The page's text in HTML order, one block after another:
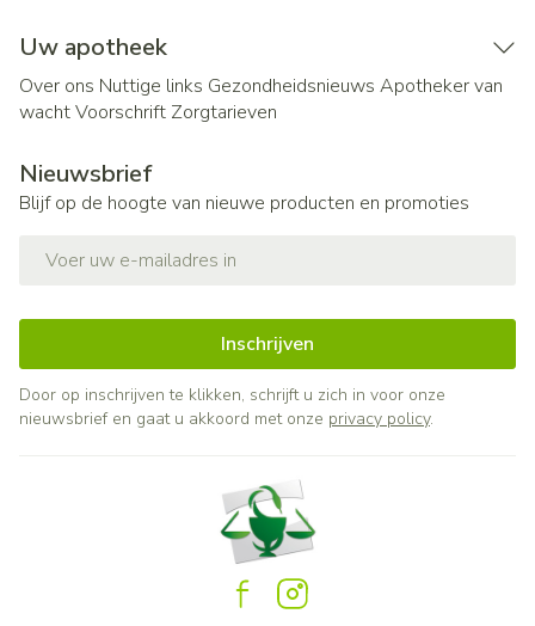
Uw apotheek
Over ons Nuttige links Gezondheidsnieuws Apotheker van
wachtVoorschrift Zorgtarieven
Nieuwsbrief
Blijf op de hoogte van nieuwe producten en promoties
Inschrijven
Door op inschrijven te klikken, schrijft u zich in voor onze
nieuwsbrief en gaat u akkoord met onze privacy policy.